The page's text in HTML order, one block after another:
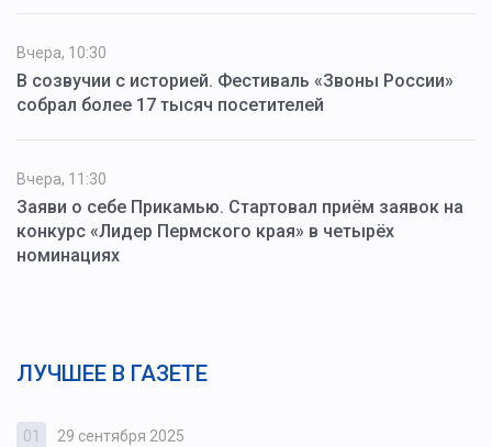
Вчера, 10:30
В созвучии с историей. Фестиваль «Звоны России»
собрал более 17 тысяч посетителей
Вчера, 11:30
Заяви о себе Прикамью. Стартовал приём заявок на
конкурс «Лидер Пермского края» в четырёх
номинациях
ЛУЧШЕЕ В ГАЗЕТЕ
01 29 сентября 2025